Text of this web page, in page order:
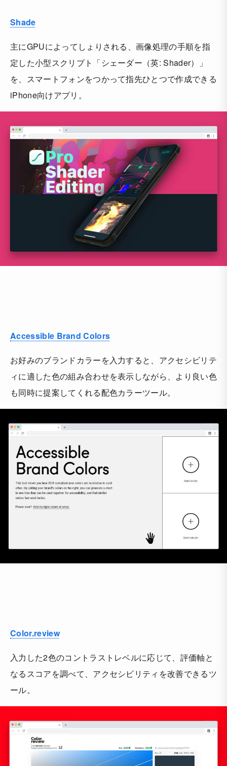
Shade
主にGPUによってしょりされる、画像処理の手順を指
定した小型スクリプト「シェーダー（英: Shader）」
を、スマートフォンをつかって指先ひとつで作成できる
iPhone向けアプリ。
Accessible Brand Colors
お好みのブランドカラーを入力すると、アクセシビリテ
ィに適した色の組み合わせを表示しながら、より良い色
も同時に提案してくれる配色カラーツール。
Color.review
入力した2色のコントラストレベルに応じて、評価軸と
なるスコアを調べて、アクセシビリティを改善できるツ
ール。